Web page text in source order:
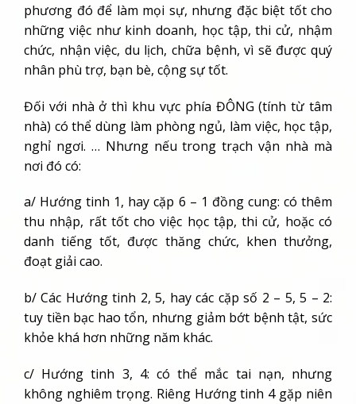
phương đó để làm mọi sự, nhưng đặc biệt tốt cho
những việc như kinh doanh, học tập, thi cử, nhậm
chức, nhận việc, du lịch, chữa bệnh, vì sẽ được quý
nhân phù trợ, bạn bè, cộng sự tốt.
Đối với nhà ở thì khu vực phía ĐÔNG (tính từ tâm
nhà) có thể dùng làm phòng ngủ, làm việc, học tập,
nghỉ ngơi. … Nhưng nếu trong trạch vận nhà mà
nơi đó có:
a/ Hướng tinh 1, hay cặp 6 – 1 đồng cung: có thêm
thu nhập, rất tốt cho việc học tập, thi cử, hoặc có
danh tiếng tốt, được thăng chức, khen thưởng,
đoạt giải cao.
b/ Các Hướng tinh 2, 5, hay các cặp số 2 – 5, 5 – 2:
tuy tiền bạc hao tổn, nhưng giảm bớt bệnh tật, sức
khỏe khá hơn những năm khác.
c/ Hướng tinh 3, 4: có thể mắc tai nạn, nhưng
không nghiêm trọng. Riêng Hướng tinh 4 gặp niên